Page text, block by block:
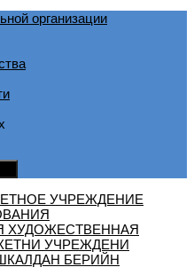
организации